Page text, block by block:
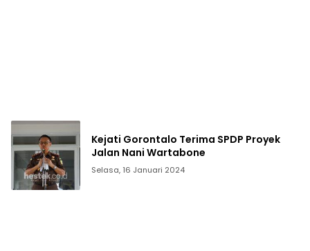
Kejati Gorontalo Terima SPDP Proyek
Jalan Nani Wartabone
Selasa, 16 Januari 2024